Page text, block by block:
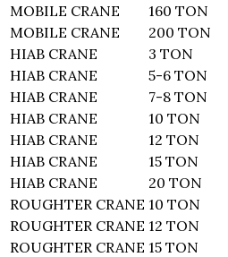
MOBILE CRANE
160 TON
MOBILE CRANE
200 TON
HIAB CRANE
3 TON
HIAB CRANE
5-6 TON
HIAB CRANE
7-8 TON
HIAB CRANE
10 TON
HIAB CRANE
12 TON
HIAB CRANE
15 TON
HIAB CRANE
20 TON
ROUGHTER CRANE 10 TON
ROUGHTER CRANE 12 TON
ROUGHTER CRANE 15 TON